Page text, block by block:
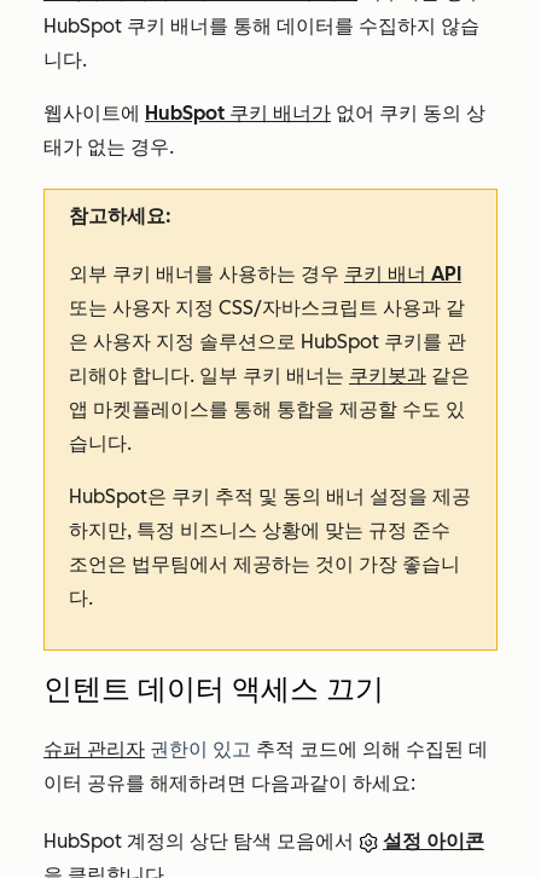
HubSpot 쿠키 배너를 통해 데이터를 수집하지 않습
니다.
웹사이트에 HubSpot 쿠키 배너가 없어 쿠키 동의 상
태가 없는 경우.
참고하세요:
외부 쿠키 배너를 사용하는 경우 쿠키 배너 API
또는 사용자 지정 CSS/자바스크립트 사용과 같
은 사용자 지정 솔루션으로 HubSpot 쿠키를 관
리해야 합니다. 일부 쿠키 배너는 쿠키봇과 같은
앱 마켓플레이스를 통해 통합을 제공할 수도 있
습니다.
HubSpot은 쿠키 추적 및 동의 배너 설정을 제공
하지만, 특정 비즈니스 상황에 맞는 규정 준수
조언은 법무팀에서 제공하는 것이 가장 좋습니
다.
인텐트 데이터 액세스 끄기
슈퍼 관리자 권한이 있고 추적 코드에 의해 수집된 데
이터 공유를 해제하려면 다음과같이 하세요:
HubSpot 계정의 상단 탐색 모음에서
설정 아이콘